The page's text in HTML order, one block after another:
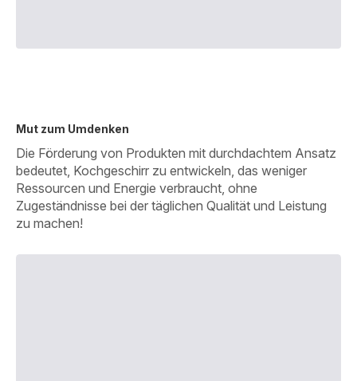
Mut zum Umdenken
Die Förderung von Produkten mit durchdachtem Ansatz
bedeutet, Kochgeschirr zu entwickeln, das weniger
Ressourcen und Energie verbraucht, ohne
Zugeständnisse bei der täglichen Qualität und Leistung
zu machen!